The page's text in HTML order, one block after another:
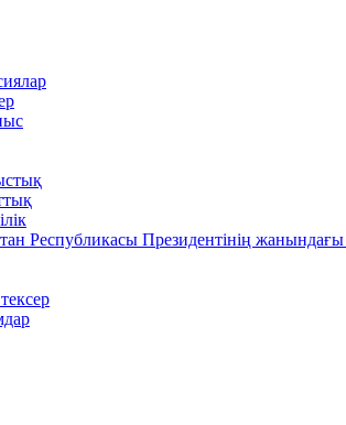
Республикасы Президентінің